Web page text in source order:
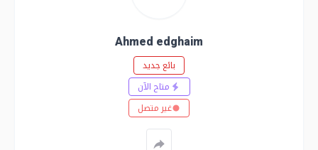
Ahmed edghaim
بائع جديد
متاح الآن
غير متصل